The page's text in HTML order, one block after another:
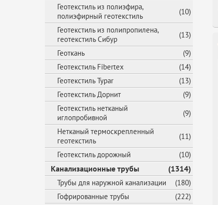
Геотекстиль из полиэфира,
полиэфирный геотекстиль
(10)
Геотекстиль из полипропилена,
геотекстиль Сибур
(13)
Геоткань
(9)
Геотекстиль Fibertex
(14)
Геотекстиль Typar
(13)
Геотекстиль Дорнит
(9)
Геотекстиль нетканый
иглопробивной
(9)
Нетканый термоскрепленный
геотекстиль
(11)
Геотекстиль дорожный
(10)
Канализационные трубы (1314)
Трубы для наружной канализации
(180)
Гофрированные трубы
(222)